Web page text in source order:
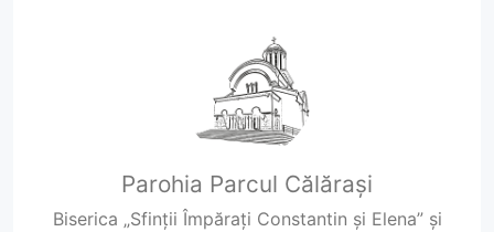
Parohia Parcul Călărași
Biserica „Sfinții Împărați Constantin și Elena” și